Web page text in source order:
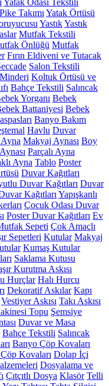
Yatak Odası Tekstili
Takımı Yatak Örtüsü
YastıkYastık
Mutfak Tekstili
Önlüğü Mutfak
Fırın Eldiveni ve Tutacak
Salon Tekstili
Koltuk Örtüsü ve
Bahçe Tekstili Salıncak
Yorganı Bebek
Battaniyesi Bebek
Banyo Bakım
Havlu Duvar
Makyaj Aynası Boy
Parçalı Ayna
Ayna Tablo Poster
Duvar Kağıtları
Duvar Kağıtları Duvar
Kağıtları Yapışkanlı
Çocuk Odası Duvar
Poster Duvar Kağıtları Ev
Sepeti Çok Amaçlı
Sepetleri Kutular Makyaj
Kumaş Kutular
Saklama Kutusu
Kurutma Askısı
Hurçlar Halı Hurcu
Dekoratif Askılar Kapı
Vestiyer Askısı Takı Askısı
Topu Şemsiye
Duvar ve Masa
Bahçe Tekstili Salıncak
Banyo Çöp Kovaları
Kovaları Dolap İçi
Dosyalama ve
Çıtçıtlı Dosya Klasör Telli